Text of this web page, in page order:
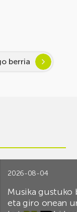
berria
2026-08-04
Musika gustuko
eta giro onean